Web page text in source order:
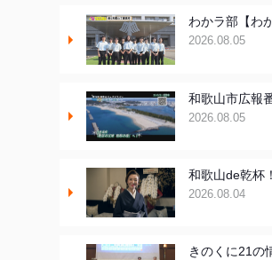
わかラ部【わ
2026.08.05
和歌山市広報
2026.08.05
和歌山de乾杯
2026.08.04
きのくに21の